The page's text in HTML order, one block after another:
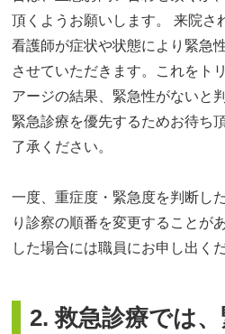
頂くようお願いします。 来院さ
看護師が症状や状態により緊急
させていただきます。これをト
アージの結果、緊急性がないと
緊急診療を優先するためお待ち
了承ください。
一度、重症度・緊急度を判断し
り診察の順番を変更することが
した場合には職員にお申し出く
2. 救急診療では